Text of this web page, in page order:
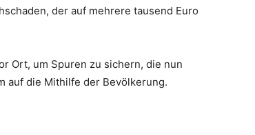
der auf mehrere tausend Euro
Ort, um Spuren zu sichern, die nun
auf die Mithilfe der Bevölkerung.